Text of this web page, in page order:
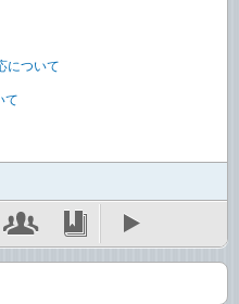
について
て